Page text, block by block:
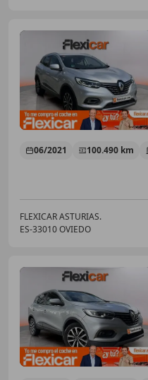
06/2021 100.490 km
FLEXICAR ASTURIAS.
ES-33010 OVIEDO